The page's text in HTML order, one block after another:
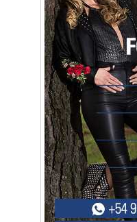
disfrutar en la